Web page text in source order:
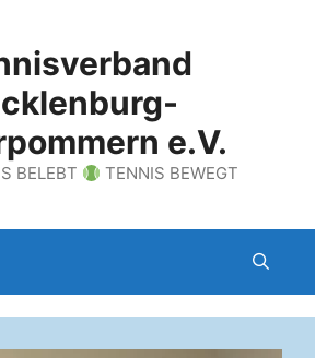
e.V.
BELEBT TENNIS BEWEGT